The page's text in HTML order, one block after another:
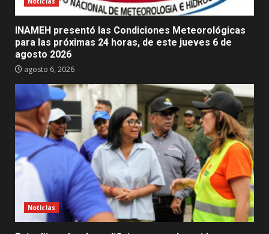
INAMEH presentó las Condiciones Meteorológicas
para las próximas 24 horas, de este jueves 6 de
agosto 2026
agosto 6, 2026
Noticias